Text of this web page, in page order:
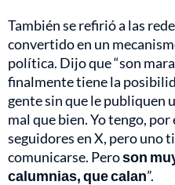
También se refirió a las
convertido en un
política. Dijo que “son
finalmente tiene la
gente sin que le publiquen
mal que bien. Yo tengo,
seguidores en X, pero uno
comunicarse. Peroson
calumnias, que calan”.